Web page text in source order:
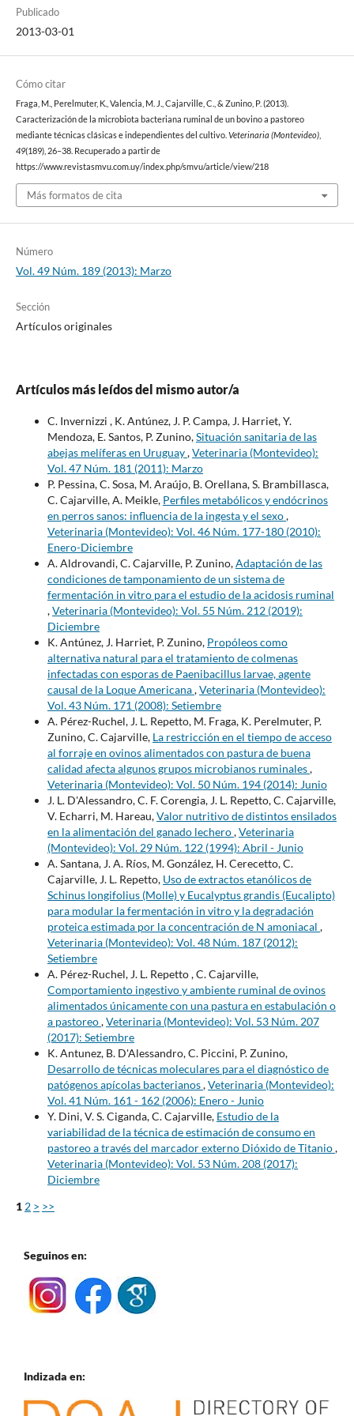
Publicado
2013-03-01
Cómo citar
Fraga, M., Perelmuter, K., Valencia, M. J., Cajarville, C., & Zunino, P. (2013).
Caracterización de la microbiota bacteriana ruminal de un bovino a pastoreo
mediante técnicas clásicas e independientes del cultivo. Veterinaria (Montevideo),
49(189), 26–38. Recuperado a partir de
https://www.revistasmvu.com.uy/index.php/smvu/article/view/218
Más formatos de cita
Número
Vol. 49 Núm. 189 (2013): Marzo
Sección
Artículos originales
Artículos más leídos del mismo autor/a
C. Invernizzi , K. Antúnez, J. P. Campa, J. Harriet, Y.
Mendoza, E. Santos, P. Zunino,Situación sanitaria de las
abejas melíferas en Uruguay,Veterinaria (Montevideo):
Vol. 47 Núm. 181 (2011): Marzo
P. Pessina, C. Sosa, M. Araújo, B. Orellana, S. Brambillasca,
C. Cajarville, A. Meikle, Perfiles metabólicos y endócrinos
en perros sanos: influencia de la ingesta y el sexo,
Veterinaria (Montevideo): Vol. 46 Núm. 177-180 (2010):
Enero-Diciembre
A. Aldrovandi, C. Cajarville, P. Zunino,Adaptación de las
condiciones de tamponamiento de un sistema de
fermentación in vitro para el estudio de la acidosis ruminal
,Veterinaria (Montevideo): Vol. 55 Núm. 212 (2019):
Diciembre
K. Antúnez, J. Harriet, P. Zunino, Propóleos como
alternativa natural para el tratamiento de colmenas
infectadas con esporas de Paenibacillus larvae, agente
causal de la Loque Americana,Veterinaria (Montevideo):
Vol. 43 Núm. 171 (2008): Setiembre
A. Pérez-Ruchel, J. L. Repetto, M. Fraga, K. Perelmuter, P.
Zunino, C. Cajarville, La restricción en el tiempo de acceso
al forraje en ovinos alimentados con pastura de buena
calidad afecta algunos grupos microbianos ruminales,
Veterinaria (Montevideo): Vol. 50 Núm. 194 (2014): Junio
J. L. D'Alessandro, C. F. Corengia, J. L. Repetto, C. Cajarville,
V. Echarri, M. Hareau,Valor nutritivo de distintos ensilados
en la alimentación del ganado lechero,Veterinaria
(Montevideo): Vol. 29 Núm. 122 (1994): Abril - Junio
A. Santana, J. A. Ríos, M. González, H. Cerecetto, C.
Cajarville, J. L. Repetto, Uso de extractos etanólicos de
Schinus longifolius (Molle) y Eucalyptus grandis (Eucalipto)
para modular la fermentación in vitro y la degradación
proteica estimada por la concentración de N amoniacal ,
Veterinaria (Montevideo): Vol. 48 Núm. 187 (2012):
Setiembre
A. Pérez-Ruchel, J. L. Repetto , C. Cajarville,
Comportamiento ingestivo y ambiente ruminal de ovinos
alimentados únicamente con una pastura en estabulación o
a pastoreo,Veterinaria (Montevideo): Vol. 53 Núm. 207
(2017): Setiembre
K. Antunez, B. D'Alessandro, C. Piccini, P. Zunino,
Desarrollo de técnicas moleculares para el diagnóstico de
patógenos apícolas bacterianos,Veterinaria (Montevideo):
Vol. 41 Núm. 161 - 162 (2006): Enero - Junio
Y. Dini, V. S. Ciganda, C. Cajarville, Estudio de la
variabilidad de la técnica de estimación de consumo en
pastoreo a través del marcador externo Dióxido de Titanio,
Veterinaria (Montevideo): Vol. 53 Núm. 208 (2017):
Diciembre
1 2 > >>
Seguinos en:
Indizada en: